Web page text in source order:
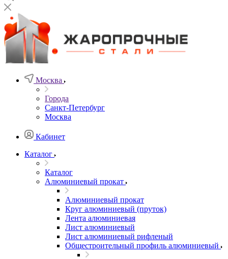
Москва
Города
Санкт-Петербург
Москва
Кабинет
Каталог
Каталог
Алюминиевый прокат
Алюминиевый прокат
Круг алюминиевый (пруток)
Лента алюминиевая
Лист алюминиевый
Лист алюминиевый рифленый
Общестроительный профиль алюминиевый